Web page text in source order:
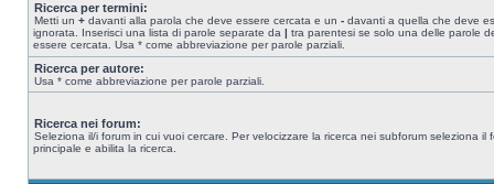
Ricerca per termini:
Metti un + davanti alla parola che deve essere cercata e un - davanti a quella che deve
ignorata. Inserisci una lista di parole separate da | tra parentesi se solo una delle parole
essere cercata. Usa * come abbreviazione per parole parziali.
Ricerca per autore:
Usa * come abbreviazione per parole parziali.
Ricerca nei forum:
Seleziona il/i forum in cui vuoi cercare. Per velocizzare la ricerca nei subforum seleziona il
principale e abilita la ricerca.